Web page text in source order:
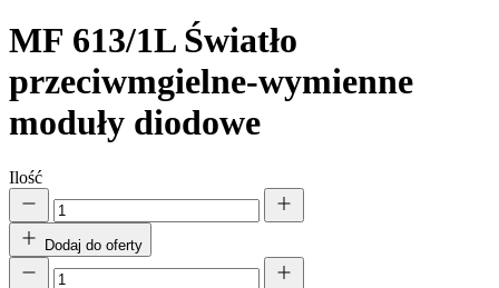
MF 613/1L Światło
przeciwmgielne-wymienne
moduły diodowe
Ilość
Dodaj do oferty